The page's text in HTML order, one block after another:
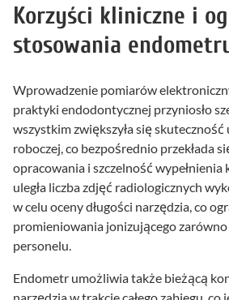
Korzyści kliniczne i
stosowania
Wprowadzenie pomiarów
praktyki endodontycznej przyniosło
wszystkim zwiększyła się skuteczność
roboczej, co bezpośrednio przekłada
opracowania i szczelność wypełnienia
uległa liczba zdjęć radiologicznych
w celu oceny długości narzędzia, co
promieniowania jonizującego zarówno
personelu.
Endometr umożliwia także bieżącą